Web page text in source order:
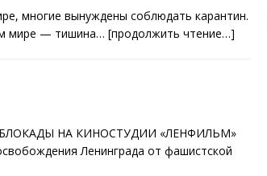
многие вынуждены соблюдать карантин.
мире — тишина… [продолжить чтение…]
НА КИНОСТУДИИ «ЛЕНФИЛЬМ»
Ленинграда от фашистской